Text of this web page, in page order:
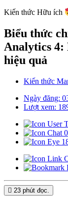
Kiến thức Hữu ích
Biểu thức
Analytics 4:
hiệu quả
Kiến thức
Ngày đăng:
Lượt xem:
0
23 phút đọc.